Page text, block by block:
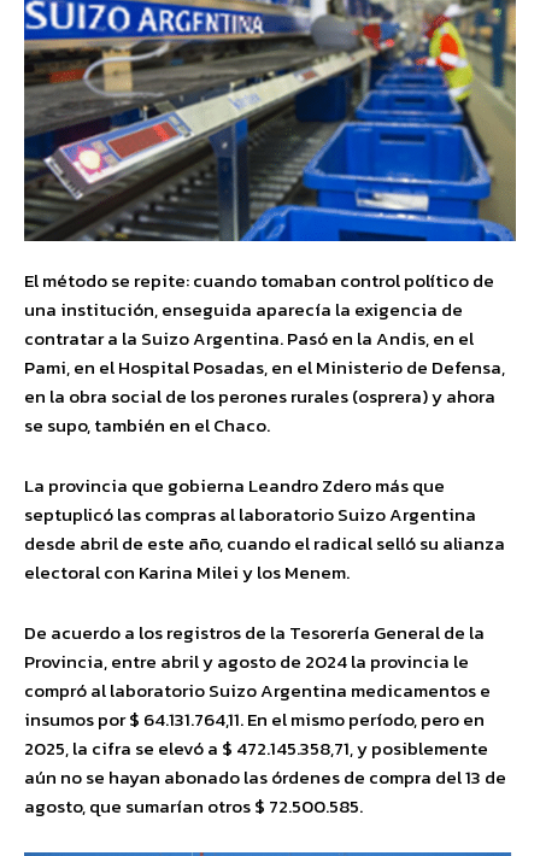
El método se repite: cuando tomaban control político de
una institución, enseguida aparecía la exigencia de
contratar a la Suizo Argentina. Pasó en la Andis, en el
Pami, en el Hospital Posadas, en el Ministerio de Defensa,
en la obra social de los perones rurales (osprera) y ahora
se supo, también en el Chaco.
La provincia que gobierna Leandro Zdero más que
septuplicó las compras al laboratorio Suizo Argentina
desde abril de este año, cuando el radical selló su alianza
electoral con Karina Milei y los Menem.
De acuerdo a los registros de la Tesorería General de la
Provincia, entre abril y agosto de 2024 la provincia le
compró al laboratorio Suizo Argentina medicamentos e
insumos por $ 64.131.764,11. En el mismo período, pero en
2025, la cifra se elevó a $ 472.145.358,71, y posiblemente
aún no se hayan abonado las órdenes de compra del 13 de
agosto, que sumarían otros $ 72.500.585.